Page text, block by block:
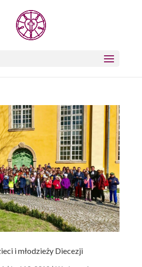
i młodzieży Diecezji